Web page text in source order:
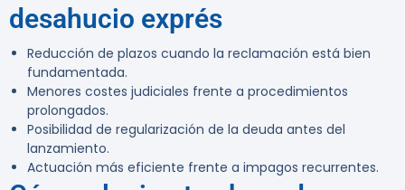
desahucio exprés
Reducción de plazos cuando la reclamación está bien
fundamentada.
Menores costes judiciales frente a procedimientos
prolongados.
Posibilidad de regularización de la deuda antes del
lanzamiento.
Actuación más eficiente frente a impagos recurrentes.